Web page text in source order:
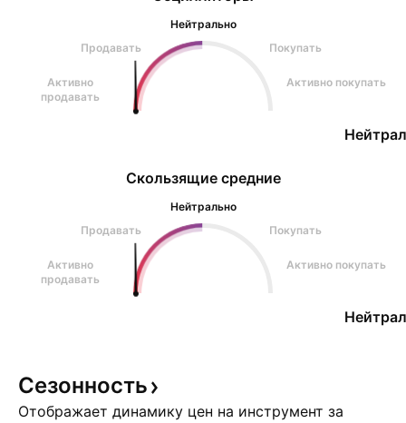
Нейтрально
Продавать
Покупать
Активно
продавать
Активно покупать
Скользящие средние
Нейтрально
Продавать
Покупать
Активно
продавать
Активно покупать
Сезонность
Отображает динамику цен на инструмент за